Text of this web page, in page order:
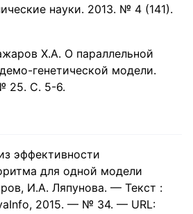
науки. 2013. № 4 (141).
Х.А. О параллельной
генетической модели.
25. С. 5-6.
эффективности
для одной модели
И.А. Ляпунова. — Текст :
2015. — № 34. — URL: